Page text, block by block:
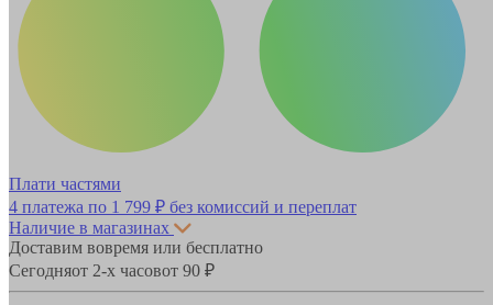
Плати частями
4 платежа по 1 799 ₽ без комиссий и переплат
Наличие в магазинах
Доставим вовремя или бесплатно
Сегодняот 2-х часовот 90 ₽